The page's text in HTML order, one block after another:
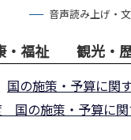
音声読み上げ・
・福祉 観光・
国の施策・予算に関
国の施策・予算に関